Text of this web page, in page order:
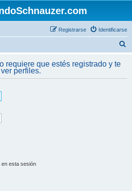
Identificarse
Registrarse
c
requiere que estés registrado y te
perfiles.
en esta sesión